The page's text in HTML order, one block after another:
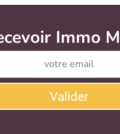
Immo Matin est édité par